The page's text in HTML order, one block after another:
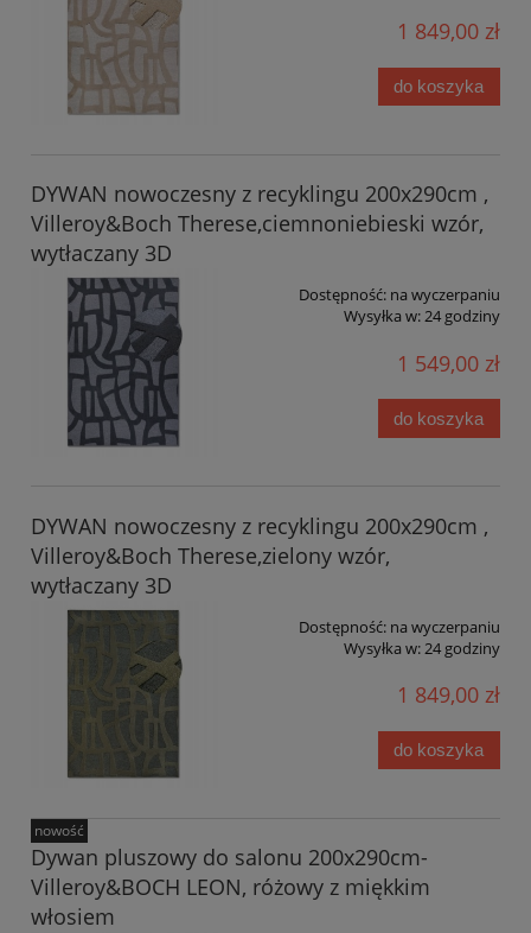
1 849,00 zł
do koszyka
DYWAN nowoczesny z recyklingu 200x290cm ,
Villeroy&Boch Therese,ciemnoniebieski wzór,
wytłaczany 3D
Dostępność: na wyczerpaniu
Wysyłka w:24 godziny
1 549,00 zł
do koszyka
DYWAN nowoczesny z recyklingu 200x290cm ,
Villeroy&Boch Therese,zielony wzór,
wytłaczany 3D
Dostępność: na wyczerpaniu
Wysyłka w:24 godziny
1 849,00 zł
do koszyka
Dywan pluszowy do salonu 200x290cm-
Villeroy&BOCH LEON, różowy z miękkim
włosiem
nowość